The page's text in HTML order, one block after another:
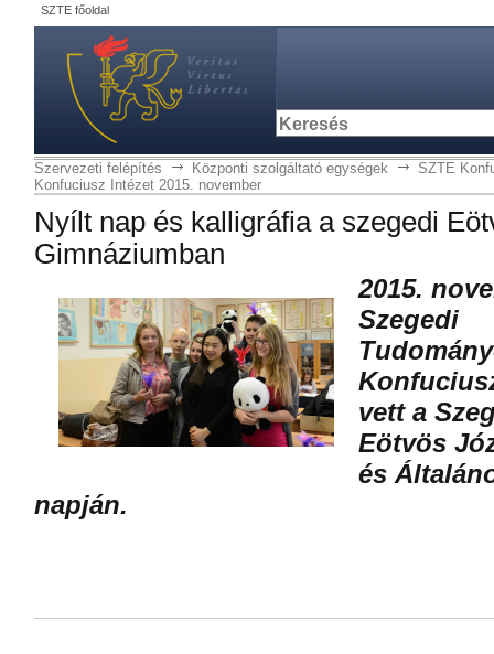
SZTE főoldal
Szervezeti felépítés Központi szolgáltató egységek
SZTE
Konfuciusz Intézet 2015. november
Nyílt nap és kalligráfia a szegedi
Gimnáziumban
2015.
Szegedi
vett a
Eötvös
és
napján.